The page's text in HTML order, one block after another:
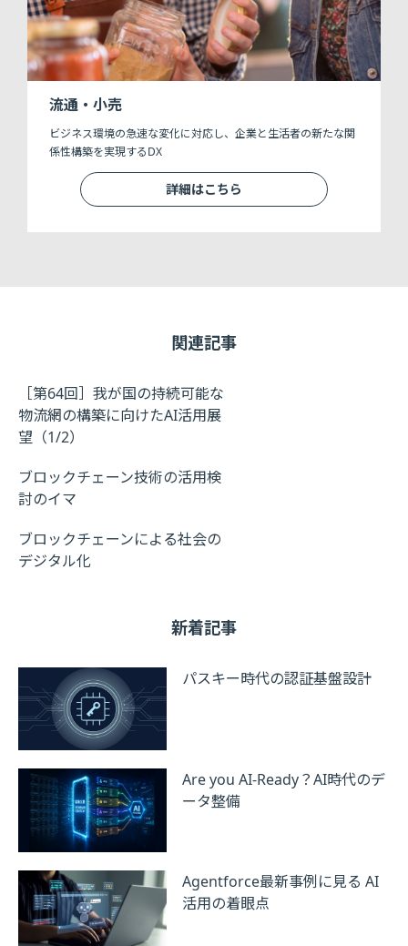
関連記事
［第64回］我が国の持続可能な
物流網の構築に向けたAI活用展
望（1/2）
ブロックチェーン技術の活用検
討のイマ
ブロックチェーンによる社会の
デジタル化
新着記事
パスキー時代の認証基盤設計
Are you AI-Ready？AI時代のデ
ータ整備
Agentforce最新事例に見る AI
活用の着眼点
流通・小売
ビジネス環境の急速な変化に対応し、企業と生活者の新たな関
係性構築を実現するDX
詳細はこちら